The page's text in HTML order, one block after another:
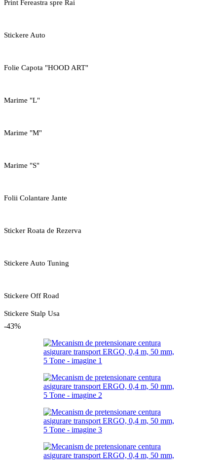
Print Fereastra spre Rai
Stickere Auto
Folie Capota "HOOD ART"
Marime "L"
Marime "M"
Marime "S"
Folii Colantare Jante
Sticker Roata de Rezerva
Stickere Auto Tuning
Stickere Off Road
Stickere Stalp Usa
-43%